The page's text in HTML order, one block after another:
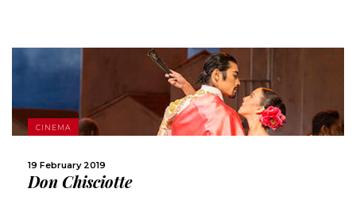
CINEMA
19 February 2019
Don Chisciotte
MORE